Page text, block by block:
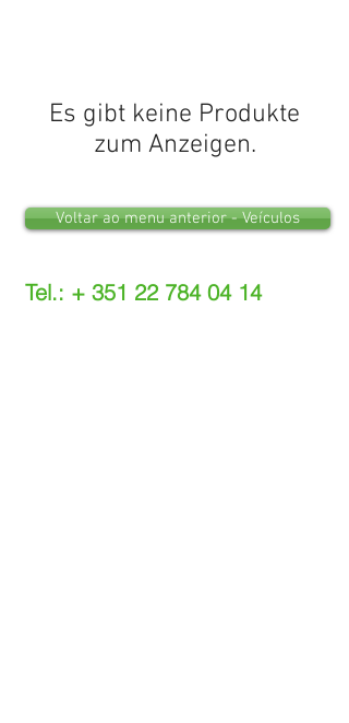
Es gibt keine Produkte
zum Anzeigen.
Voltar ao menu anterior - Veículos
Tel.: + 351 22 784 04 14